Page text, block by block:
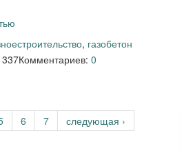
строительство, газобетон
Комментариев: 0
6 7
следующая ›